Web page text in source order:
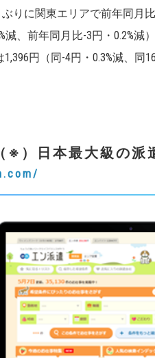
りに関東エリアで前年同月
減、前年同月比-3円・0.2%
円（同-4円・0.3%減、同
※）日本最大級の派